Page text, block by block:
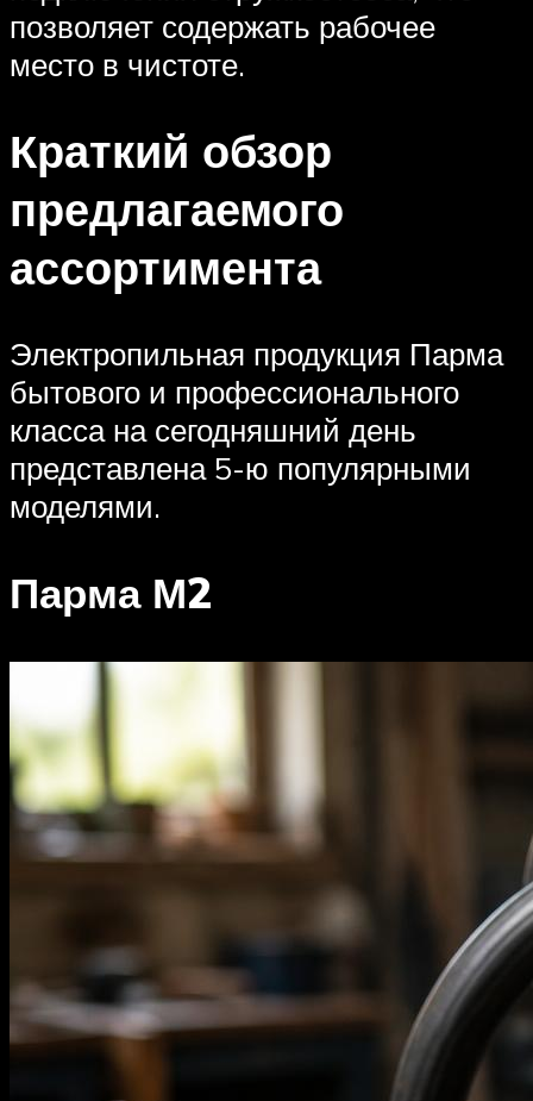
позволяет содержать рабочее
место в чистоте.
Краткий обзор
предлагаемого
ассортимента
Электропильная продукция Парма
бытового и профессионального
класса на сегодняшний день
представлена 5-ю популярными
моделями.
Парма М2